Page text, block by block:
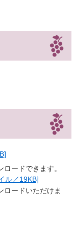
ロードできます。
ル／19KB]
ロードいただけま